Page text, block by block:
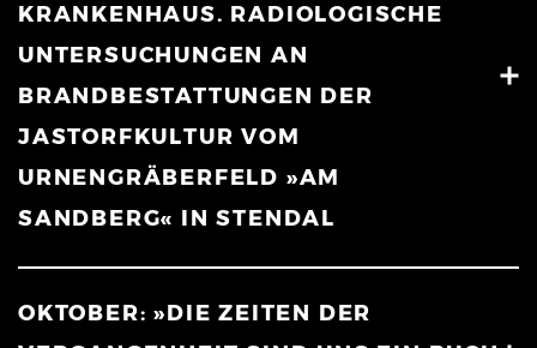
KRANKENHAUS. RADIOLOGISCHE
UNTERSUCHUNGEN AN
BRANDBESTATTUNGEN DER
JASTORFKULTUR VOM
URNENGRÄBERFELD »AM
SANDBERG« IN STENDAL
OKTOBER: »DIE ZEITEN DER